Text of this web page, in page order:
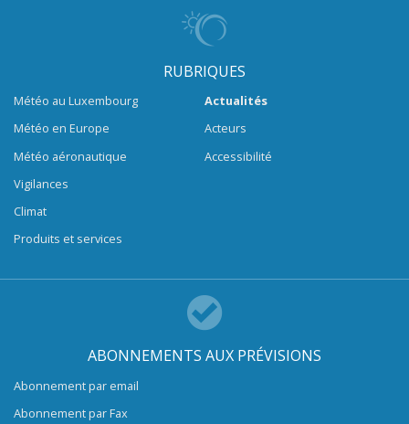
RUBRIQUES
Météo au Luxembourg
Météo en Europe
Météo aéronautique
Vigilances
Climat
Produits et services
Actualités
Acteurs
Accessibilité
ABONNEMENTS AUX PRÉVISIONS
Abonnement par email
Abonnement par Fax